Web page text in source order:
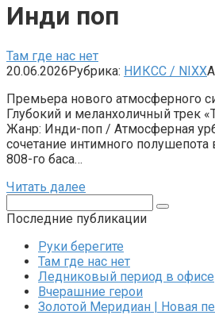
Инди поп
Там где нас нет
20.06.2026Рубрика: НИКСС / NIXX
Премьера нового атмосферного
Глубокий и меланхоличный трек
Жанр: Инди-поп / Атмосферная
сочетание интимного полушепота
808-го баса…
Читать далее
Последние публикации
Руки берегите
Там где нас нет
Ледниковый период в офисе
Вчерашние герои
Золотой Меридиан | Новая